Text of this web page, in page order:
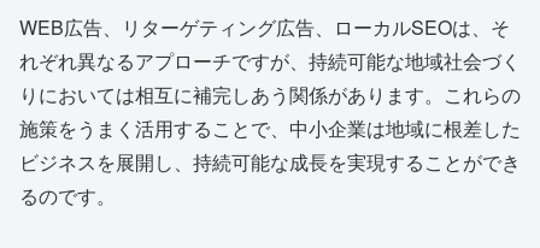
WEB広告、リターゲティング広告、ローカルSEOは、そ
れぞれ異なるアプローチですが、持続可能な地域社会づく
りにおいては相互に補完しあう関係があります。これらの
施策をうまく活用することで、中小企業は地域に根差した
ビジネスを展開し、持続可能な成長を実現することができ
るのです。